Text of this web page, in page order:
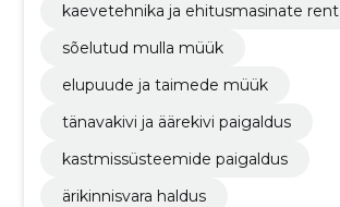
kaevetehnika ja ehitusmasinate rent
sõelutud mulla müük
elupuude ja taimede müük
tänavakivi ja äärekivi paigaldus
kastmissüsteemide paigaldus
ärikinnisvara haldus